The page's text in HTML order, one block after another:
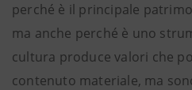
perché è il principale
ma anche perché è uno
cultura produce valori che
contenuto materiale, ma